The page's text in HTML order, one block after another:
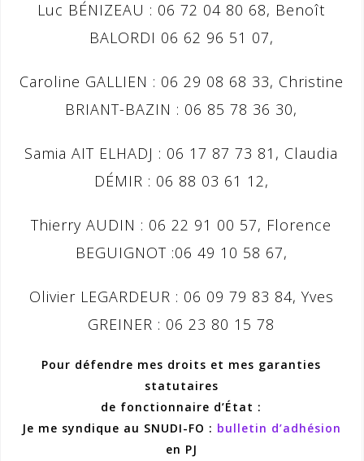
Luc BÉNIZEAU : 06 72 04 80 68, Benoît
BALORDI 06 62 96 51 07,
Caroline GALLIEN : 06 29 08 68 33, Christine
BRIANT-BAZIN : 06 85 78 36 30,
Samia AIT ELHADJ : 06 17 87 73 81, Claudia
DÉMIR : 06 88 03 61 12,
Thierry AUDIN : 06 22 91 00 57, Florence
BEGUIGNOT :06 49 10 58 67,
Olivier LEGARDEUR : 06 09 79 83 84, Yves
GREINER : 06 23 80 15 78
Pour défendre mes droits et mes garanties
statutaires
de fonctionnaire d’État :
Je me syndique au SNUDI-FO : bulletin d’adhésion
en PJ